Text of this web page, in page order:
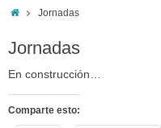
InicioJornadas
Jornadas
En construcción…
Comparte esto: